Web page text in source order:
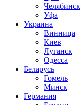
Челябинск
Уфа
Украина
Винница
Киев
Луганск
Одесса
Беларусь
Гомель
Минск
Германия